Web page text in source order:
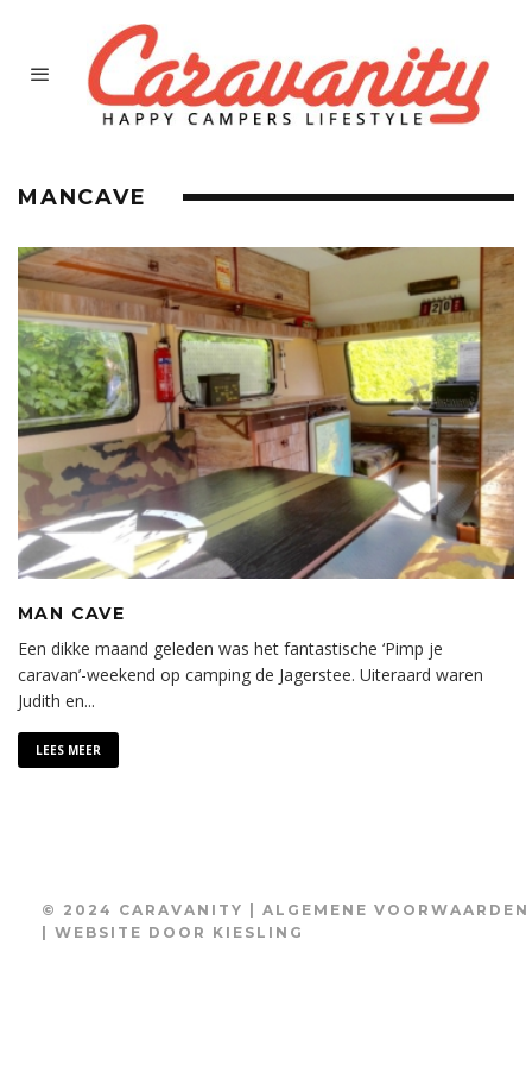
MANCAVE
MAN CAVE
Een dikke maand geleden was het fantastische ‘Pimp je
caravan’-weekend op camping de Jagerstee. Uiteraard waren
Judith en...
LEES MEER
© 2024 CARAVANITY | ALGEMENE VOORWAARDEN
| WEBSITE DOOR KIESLING